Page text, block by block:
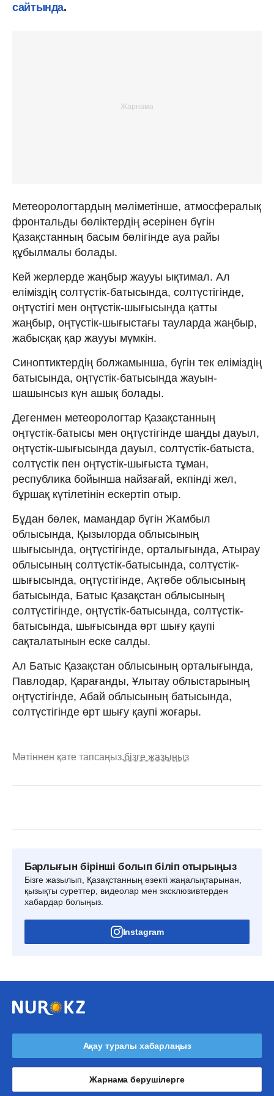
сайтында.
Метеорологтардың мәліметінше, атмосфералық
фронтальды бөліктердің әсерінен бүгін
Қазақстанның басым бөлігінде ауа райы
құбылмалы болады.
Кей жерлерде жаңбыр жаууы ықтимал. Ал
еліміздің солтүстік-батысында, солтүстігінде,
оңтүстігі мен оңтүстік-шығысында қатты
жаңбыр, оңтүстік-шығыстағы тауларда жаңбыр,
жабысқақ қар жаууы мүмкін.
Синоптиктердің болжамынша, бүгін тек еліміздің
батысында, оңтүстік-батысында жауын-
шашынсыз күн ашық болады.
Дегенмен метеорологтар Қазақстанның
оңтүстік-батысы мен оңтүстігінде шаңды дауыл,
оңтүстік-шығысында дауыл, солтүстік-батыста,
солтүстік пен оңтүстік-шығыста тұман,
республика бойынша найзағай, екпінді жел,
бұршақ күтілетінін ескертіп отыр.
Бұдан бөлек, мамандар бүгін Жамбыл
облысында, Қызылорда облысының
шығысында, оңтүстігінде, орталығында, Атырау
облысының солтүстік-батысында, солтүстік-
шығысында, оңтүстігінде, Ақтөбе облысының
батысында, Батыс Қазақстан облысының
солтүстігінде, оңтүстік-батысында, солтүстік-
батысында, шығысында өрт шығу қаупі
сақталатынын еске салды.
Ал Батыс Қазақстан облысының орталығында,
Павлодар, Қарағанды, Ұлытау облыстарының
оңтүстігінде, Абай облысының батысында,
солтүстігінде өрт шығу қаупі жоғары.
Мәтіннен қате тапсаңыз,бізге жазыңыз
Барлығын бірінші болып біліп отырыңыз
Бізге жазылып, Қазақстанның өзекті жаңалықтарынан,
қызықты суреттер, видеолар мен эксклюзивтерден
хабардар болыңыз.
Instagram
Ақау туралы хабарлаңыз
Жарнама берушілерге